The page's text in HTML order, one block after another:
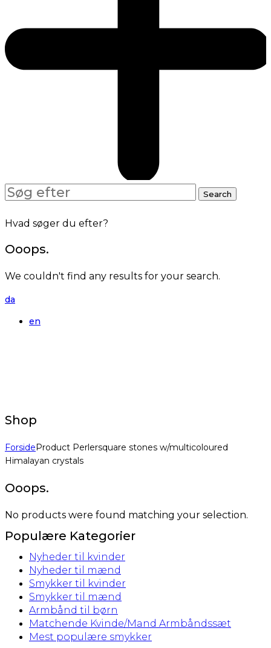
Search
for:
Search
Hvad søger du efter?
Ooops.
We couldn't find any results for your search.
da
en
Shop
ForsideProduct Perlersquare stones w/multicoloured
Himalayan crystals
Ooops.
No products were found matching your selection.
Populære Kategorier
Nyheder til kvinder
Nyheder til mænd
Smykker til kvinder
Smykker til mænd
Armbånd til børn
Matchende Kvinde/Mand Armbåndssæt
Mest populære smykker